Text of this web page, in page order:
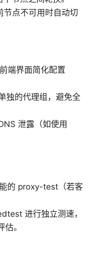
点不可用时自动切
端界面简化配置
独的代理组，避免全
泄露（如使用
的 proxy-test（若客
进行独立测速，
。